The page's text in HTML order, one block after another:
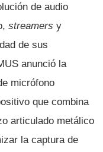
de audio
streamers y
de sus
anunció la
micrófono
que combina
articulado metálico
la captura de